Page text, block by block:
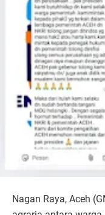
Nagan Raya, Aceh